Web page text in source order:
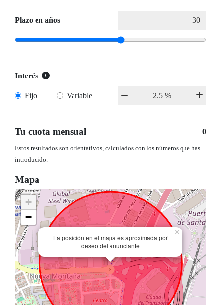
Plazo en años
Interés
Fijo Variable
Tu cuota mensual 0
Estos resultados son orientativos, calculados con los números que has
introducido.
Mapa
La posición en el mapa es aproximada por
deseo del anunciante
×
+
−